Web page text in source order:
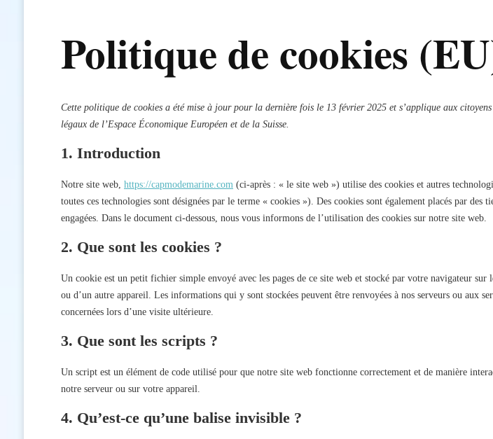
Politique de cookies
Cette politique de cookies a été mise à jour pour la dernière fois le 13 février 2025 et s’applique aux citoyens
légaux de l’Espace Économique Européen et de la Suisse.
1. Introduction
Notre site web, https://capmodemarine.com(ci-après : « le site web ») utilise des cookies et autres
toutes ces technologies sont désignées par le terme « cookies »). Des cookies sont également placés par des
engagées. Dans le document ci-dessous, nous vous informons de l’utilisation des cookies sur notre site web.
2. Que sont les cookies ?
Un cookie est un petit fichier simple envoyé avec les pages de ce site web et stocké par votre navigateur sur
ou d’un autre appareil. Les informations qui y sont stockées peuvent être renvoyées à nos serveurs ou aux
concernées lors d’une visite ultérieure.
3. Que sont les scripts ?
Un script est un élément de code utilisé pour que notre site web fonctionne correctement et de manière
notre serveur ou sur votre appareil.
4. Qu’est-ce qu’une balise invisible ?